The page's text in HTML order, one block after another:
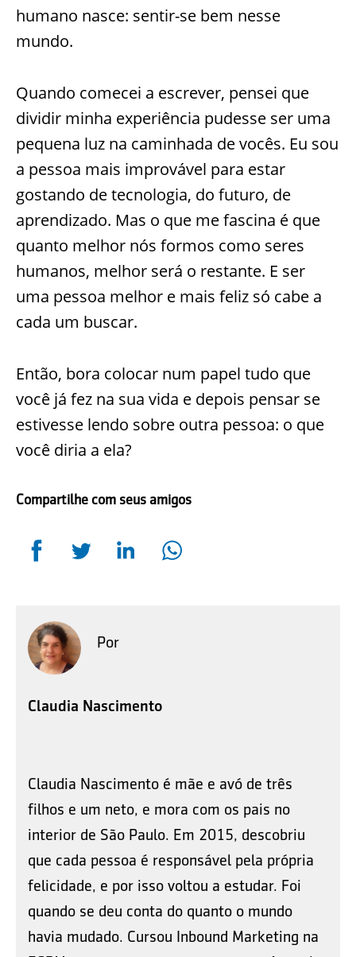
humano nasce: sentir-se bem nesse
mundo.
Quando comecei a escrever, pensei que
dividir minha experiência pudesse ser uma
pequena luz na caminhada de vocês. Eu sou
a pessoa mais improvável para estar
gostando de tecnologia, do futuro, de
aprendizado. Mas o que me fascina é que
quanto melhor nós formos como seres
humanos, melhor será o restante. E ser
uma pessoa melhor e mais feliz só cabe a
cada um buscar.
Então, bora colocar num papel tudo que
você já fez na sua vida e depois pensar se
estivesse lendo sobre outra pessoa: o que
você diria a ela?
Compartilhe com seus amigos
Por
Claudia Nascimento
Claudia Nascimento é mãe e avó de três
filhos e um neto, e mora com os pais no
interior de São Paulo. Em 2015, descobriu
que cada pessoa é responsável pela própria
felicidade, e por isso voltou a estudar. Foi
quando se deu conta do quanto o mundo
havia mudado. Cursou Inbound Marketing na